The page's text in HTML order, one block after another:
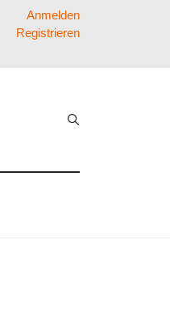
Anmelden
Registrieren